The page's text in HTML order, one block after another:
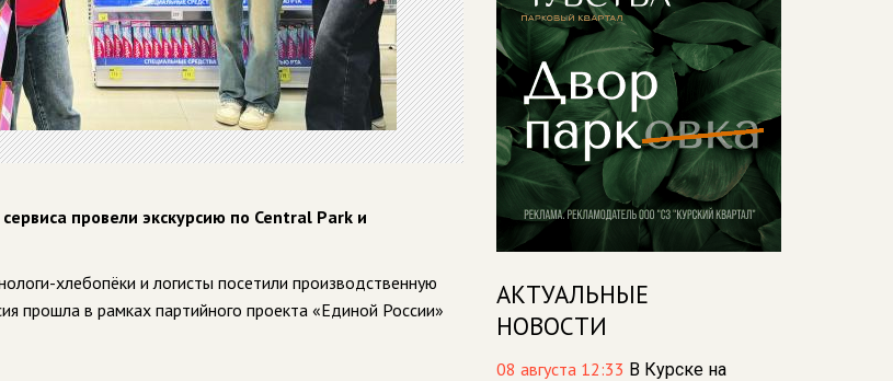
провели экскурсию по Central Park и
хлебопёки и логисты посетили производственную
прошла в рамках партийного проекта «Единой России»
АКТУАЛЬНЫЕ
НОВОСТИ
08 августа 12:33 В Курске на